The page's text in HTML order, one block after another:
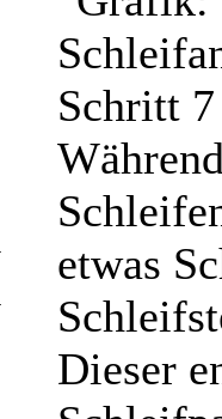
etwas
Dieser